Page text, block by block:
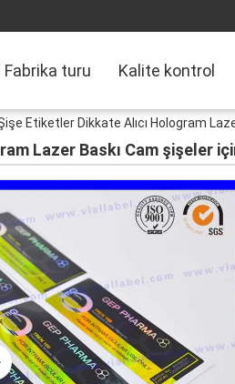
Fabrika turu Kalite kontrol
Etiketler Dikkate Alıcı Hologram
Lazer Baskı Cam şişeler